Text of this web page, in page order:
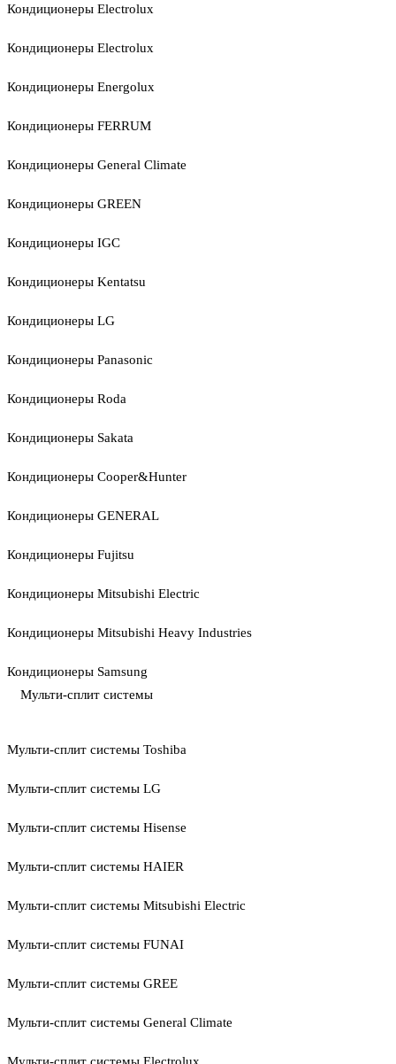
Кондиционеры Electrolux
Кондиционеры Electrolux
Кондиционеры Energolux
Кондиционеры FERRUM
Кондиционеры General Climate
Кондиционеры GREEN
Кондиционеры IGC
Кондиционеры Kentatsu
Кондиционеры LG
Кондиционеры Panasonic
Кондиционеры Roda
Кондиционеры Sakata
Кондиционеры Cooper&Hunter
Кондиционеры GENERAL
Кондиционеры Fujitsu
Кондиционеры Mitsubishi Electric
Кондиционеры Mitsubishi Heavy Industries
Кондиционеры Samsung
Мульти-сплит системы
Мульти-сплит системы Toshiba
Мульти-сплит системы LG
Мульти-сплит системы Hisense
Мульти-сплит системы HAIER
Мульти-сплит системы Mitsubishi Electric
Мульти-сплит системы FUNAI
Мульти-сплит системы GREE
Мульти-сплит системы General Climate